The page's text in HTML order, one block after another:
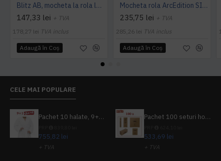
Blitz AB, mocheta la rola latime 4 m, Balta Industries
147,33 lei + TVA
178,27 lei TVA inclus
Adaugă în Coş
Mocheta rola ArcEdition SIRIOUS AB
235,75 lei + TVA
285,26 lei TVA inclus
Adaugă în Coş
CELE MAI POPULARE
Pachet 10 halate, 9+1 gratuit
755,82 lei
+ TVA
Pachet 100 seturi hoteliere, set dentar, set barbierit, casca de dus, pila unghii, set cusut
533,69 lei
+ TVA